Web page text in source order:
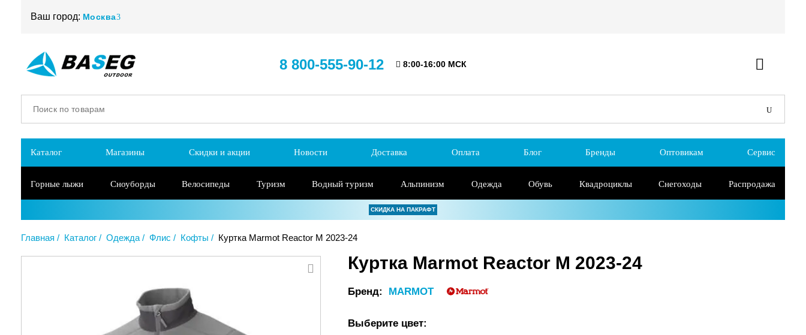
Ваш город: Москва
8 800-555-90-12 8:00-16:00 МСК
Каталог Магазины Скидки и акции Новости Доставка Оплата Блог Бренды Оптовикам Сервис
Горные лыжи Сноуборды Велосипеды Туризм Водный туризм Альпинизм Одежда Обувь Квадроциклы Снегоходы Распродажа
СКИДКА НА ПАКРАФТ
Главная Каталог Одежда Флис Кофты Куртка Marmot Reactor M 2023-24
Куртка Marmot Reactor M 2023-24
Бренд: MARMOT
Выберите цвет: